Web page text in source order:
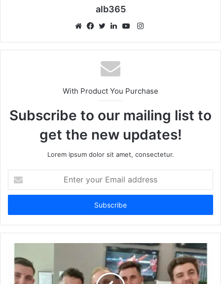
alb365
Instagram
With Product You Purchase
Subscribe to our mailing list to
get the new updates!
Lorem ipsum dolor sit amet, consectetur.
your
Email